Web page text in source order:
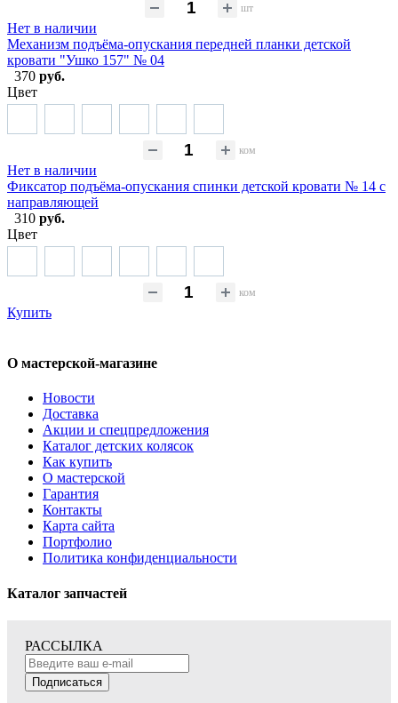
шт
Нет в наличии
Механизм подъёма-опускания передней планки детской
кровати "Ушко 157" № 04
370 руб.
Цвет
ком
Нет в наличии
Фиксатор подъёма-опускания спинки детской кровати № 14 с
направляющей
310 руб.
Цвет
ком
Купить
О мастерской-магазине
Новости
Доставка
Акции и спецпредложения
Каталог детских колясок
Как купить
О мастерской
Гарантия
Контакты
Карта сайта
Портфолио
Политика конфиденциальности
Каталог запчастей
РАССЫЛКА
Подписаться